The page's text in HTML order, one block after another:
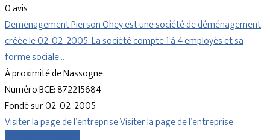
0 avis
Demenagement Pierson Ohey est une société de déménagement
créée le 02-02-2005. La société compte 1 à 4 employés et sa
forme sociale…
À proximité de Nassogne
Numéro BCE: 872215684
Fondé sur 02-02-2005
Visiter la page de l’entrepriseVisiter la page de l’entreprise